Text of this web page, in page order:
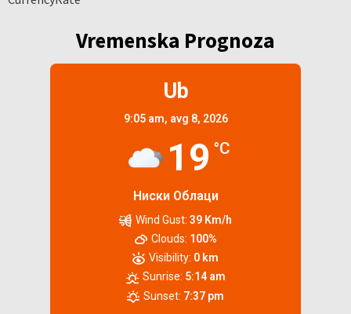
Vremenska Prognoza
Ub
9:05 am, avg 8, 2026
19 °C
Ниски Облаци
Wind Gust: 39 Km/h
Clouds: 100%
Visibility: 0 km
Sunrise: 5:14 am
Sunset: 7:37 pm